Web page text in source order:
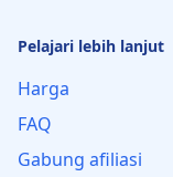
Pelajari lebih lanjut
Harga
FAQ
Gabung afiliasi